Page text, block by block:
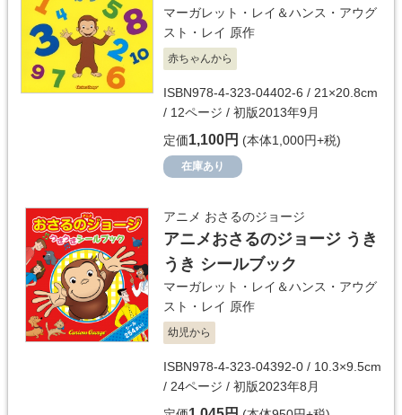
マーガレット・レイ＆ハンス・アウグ
スト・レイ 原作
赤ちゃんから
ISBN978-4-323-04402-6 / 21×20.8cm
/ 12ページ / 初版2013年9月
定価1,100円 (本体1,000円+税)
在庫あり
アニメ おさるのジョージ
アニメおさるのジョージ うき
うき シールブック
マーガレット・レイ＆ハンス・アウグ
スト・レイ 原作
幼児から
ISBN978-4-323-04392-0 / 10.3×9.5cm
/ 24ページ / 初版2023年8月